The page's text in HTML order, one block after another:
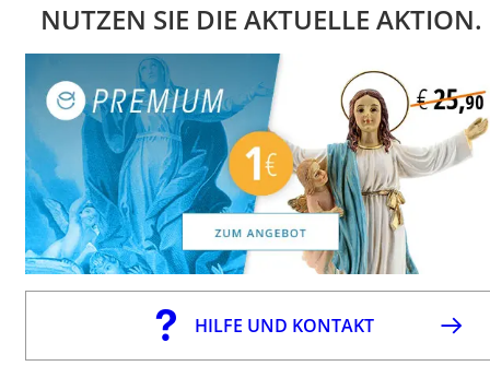
NUTZEN SIE DIE AKTUELLE AKTION.
HILFE UND KONTAKT